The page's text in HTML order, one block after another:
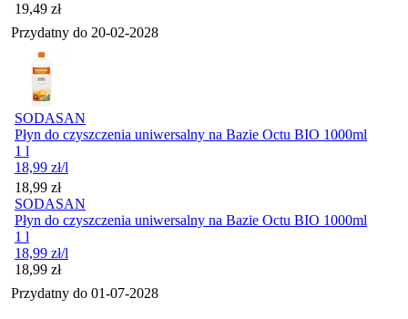
Cena
19,49 zł
Przydatny do 20-02-2028
SODASAN
Płyn do czyszczenia uniwersalny na Bazie Octu BIO 1000ml
1 l
18,99 zł/l
Cena
18,99 zł
SODASAN
Płyn do czyszczenia uniwersalny na Bazie Octu BIO 1000ml
1 l
18,99 zł/l
Cena
18,99 zł
Przydatny do 01-07-2028